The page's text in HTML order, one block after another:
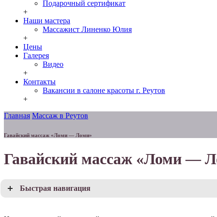
Подарочный сертификат
+
Наши мастера
Массажист Линенко Юлия
+
Цены
Галерея
Видео
+
Контакты
Вакансии в салоне красоты г. Реутов
+
Главная Массаж в Реутов
Гавайский массаж «Ломи — Ломи»
Гавайский массаж «Ломи —
Быстрая навигация